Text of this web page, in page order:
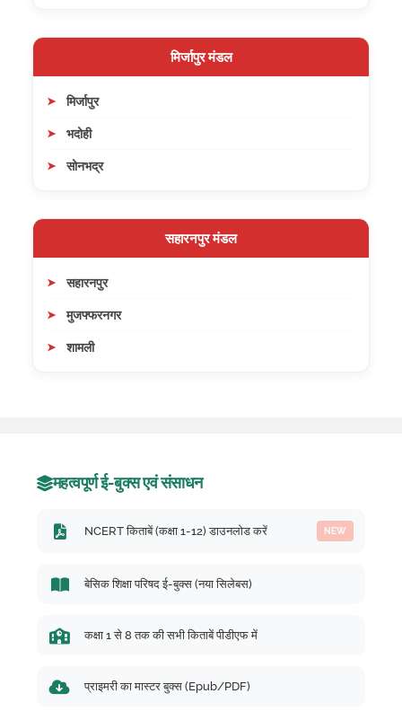
मिर्जापुर मंडल
मिर्जापुर
भदोही
सोनभद्र
सहारनपुर मंडल
सहारनपुर
मुजफ्फरनगर
शामली
महत्वपूर्ण ई-बुक्स एवं संसाधन
NCERT किताबें (कक्षा 1-12) डाउनलोड करें NEW
बेसिक शिक्षा परिषद ई-बुक्स (नया सिलेबस)
कक्षा 1 से 8 तक की सभी किताबें पीडीएफ में
प्राइमरी का मास्टर बुक्स (Epub/PDF)